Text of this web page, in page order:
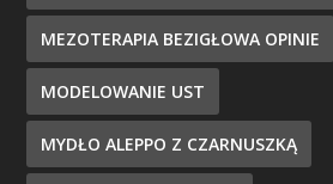
MEZOTERAPIA BEZIGŁOWA OPINIE
MODELOWANIE UST
MYDŁO ALEPPO Z CZARNUSZKĄ